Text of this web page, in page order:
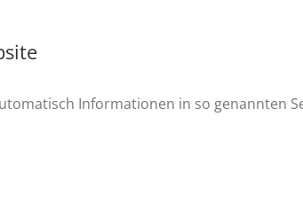
Informationen in so genannten